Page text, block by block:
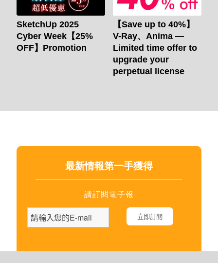
SketchUp 2025
Cyber Week【25%
OFF】Promotion
【Save up to 40%】
V-Ray、Anima —
Limited time offer to
upgrade your
perpetual license
最新情報第一手獲得
請訂閱電子報